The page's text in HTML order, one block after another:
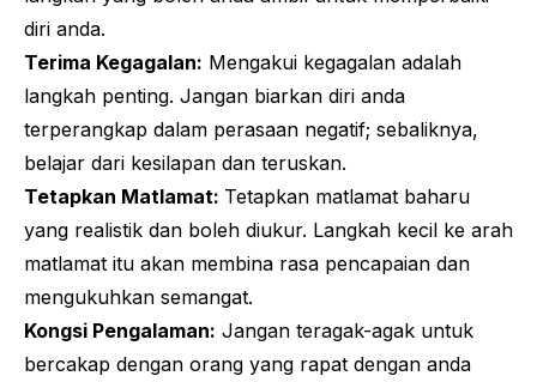
diri anda.
Terima Kegagalan: Mengakui kegagalan adalah
langkah penting. Jangan biarkan diri anda
terperangkap dalam perasaan negatif; sebaliknya,
belajar dari kesilapan dan teruskan.
Tetapkan Matlamat: Tetapkan matlamat baharu
yang realistik dan boleh diukur. Langkah kecil ke arah
matlamat itu akan membina rasa pencapaian dan
mengukuhkan semangat.
Kongsi Pengalaman: Jangan teragak-agak untuk
bercakap dengan orang yang rapat dengan anda